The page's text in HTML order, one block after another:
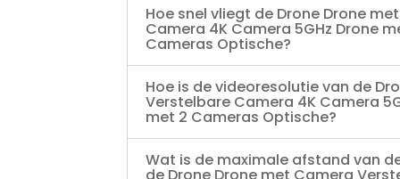
Hoe snel vliegt de Drone Drone
Camera 4K Camera 5GHz Drone
Cameras Optische?
Hoe is de videoresolutie van de
Verstelbare Camera 4K Camera
met 2 Cameras Optische?
Wat is de maximale afstand van
de Drone Drone met Camera